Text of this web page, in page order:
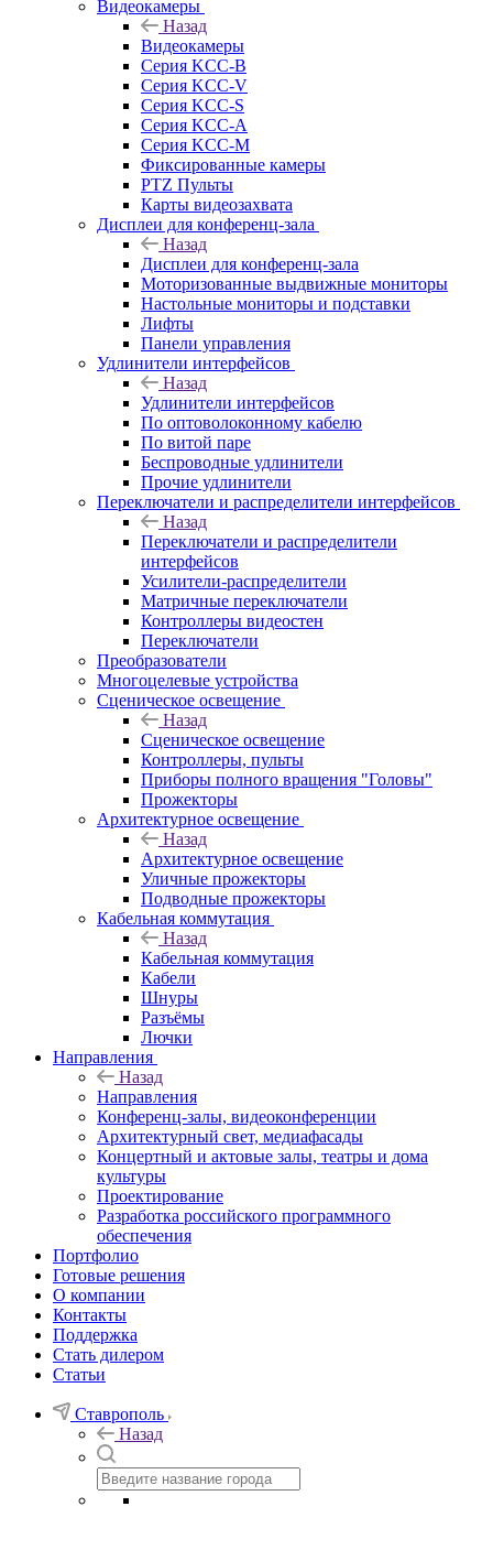
Видеокамеры
Назад
Видеокамеры
Серия KCC-B
Серия KCC-V
Серия KCC-S
Серия KCC-A
Серия KCC-M
Фиксированные камеры
PTZ Пульты
Карты видеозахвата
Дисплеи для конференц-зала
Назад
Дисплеи для конференц-зала
Моторизованные выдвижные мониторы
Настольные мониторы и подставки
Лифты
Панели управления
Удлинители интерфейсов
Назад
Удлинители интерфейсов
По оптоволоконному кабелю
По витой паре
Беспроводные удлинители
Прочие удлинители
Переключатели и распределители интерфейсов
Назад
Переключатели и распределители
интерфейсов
Усилители-распределители
Матричные переключатели
Контроллеры видеостен
Переключатели
Преобразователи
Многоцелевые устройства
Сценическое освещение
Назад
Сценическое освещение
Контроллеры, пульты
Приборы полного вращения "Головы"
Прожекторы
Архитектурное освещение
Назад
Архитектурное освещение
Уличные прожекторы
Подводные прожекторы
Кабельная коммутация
Назад
Кабельная коммутация
Кабели
Шнуры
Разъёмы
Лючки
Направления
Назад
Направления
Конференц-залы, видеоконференции
Архитектурный свет, медиафасады
Концертный и актовые залы, театры и дома
культуры
Проектирование
Разработка российского программного
обеспечения
Портфолио
Готовые решения
О компании
Контакты
Поддержка
Стать дилером
Статьи
Ставрополь
Назад